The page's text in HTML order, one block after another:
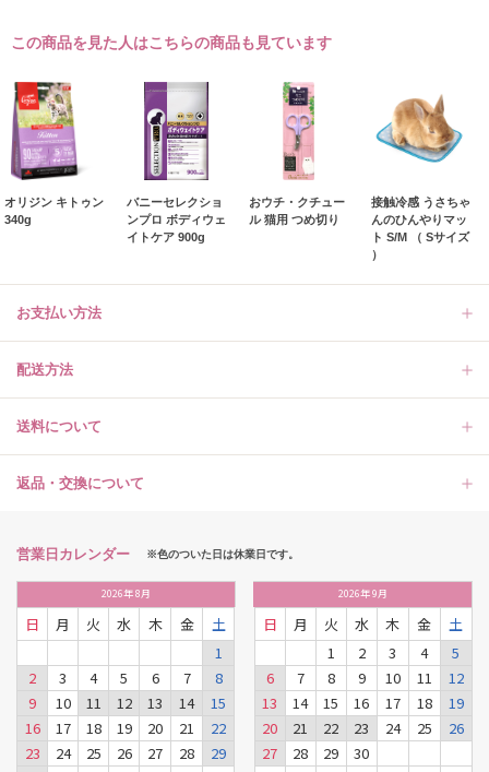
この商品を見た人はこちらの商品も見ています
オリジン キトゥン
340g
バニーセレクショ
ンプロ ボディウェ
イトケア 900g
おウチ・クチュー
ル 猫用 つめ切り
接触冷感 うさちゃ
んのひんやりマッ
ト S/M （ Sサイズ
）
お支払い方法
配送方法
送料について
返品・交換について
営業日カレンダー ※色のついた日は休業日です。
2026年8月
日 月 火 水 木 金
土
1
2
3 4 5 6 7
8
9
10 11 12 13 14
15
16
17 18 19 20 21
22
23
24 25 26 27 28
29
2026年9月
日 月 火 水 木 金
土
1
2 3 4
5
6
7 8 9 10 11
12
13
14 15 16 17 18
19
20
21 22 23 24 25
26
27
28 29 30